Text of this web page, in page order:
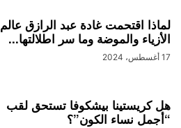
لماذا اقتحمت غادة عبد الرازق عالم
الأزياء والموضة وما سر اطلالتها...
17 أغسطس، 2024
هل كريستينا بيشكوفا تستحق لقب
“أجمل نساء الكون”؟